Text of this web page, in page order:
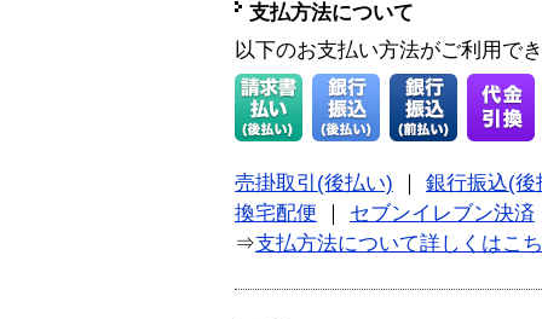
支払方法について
以下のお支払い方法がご利用で
売掛取引(後払い)
銀行振込(後
換宅配便
セブンイレブン決済
⇒支払方法について詳しくはこ